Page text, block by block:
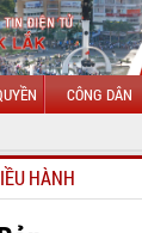
CÔNG DÂN
HÀNH